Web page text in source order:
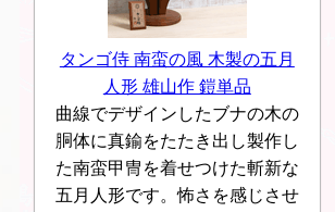
タンゴ侍 南蛮の風 木製の五月
人形 雄山作 鎧単品
曲線でデザインしたブナの木の
胴体に真鍮をたたき出し製作し
た南蛮甲冑を着せつけた斬新な
五月人形です。怖さを感じさせ